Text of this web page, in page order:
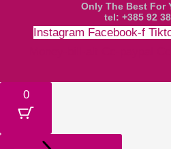
Only The Best For
tel: +385 92
Instagram Facebook-f
0